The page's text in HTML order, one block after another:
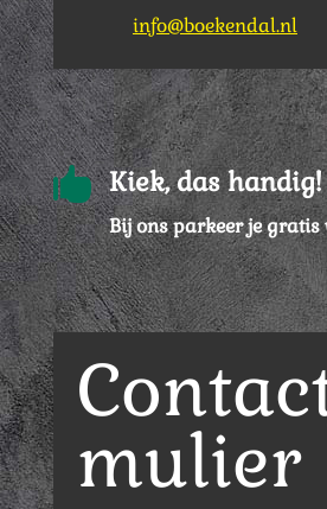
info@boekendal.nl
 Kiek, das handig!
Bij ons parkeer je gratis
mulier